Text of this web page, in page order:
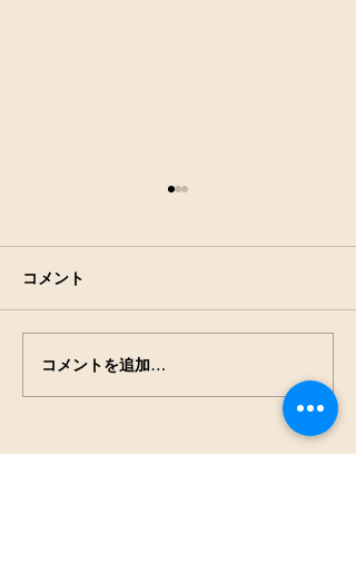
7月18日(土)9:00～田の草
取り継続中
コメント
コメントを追加…